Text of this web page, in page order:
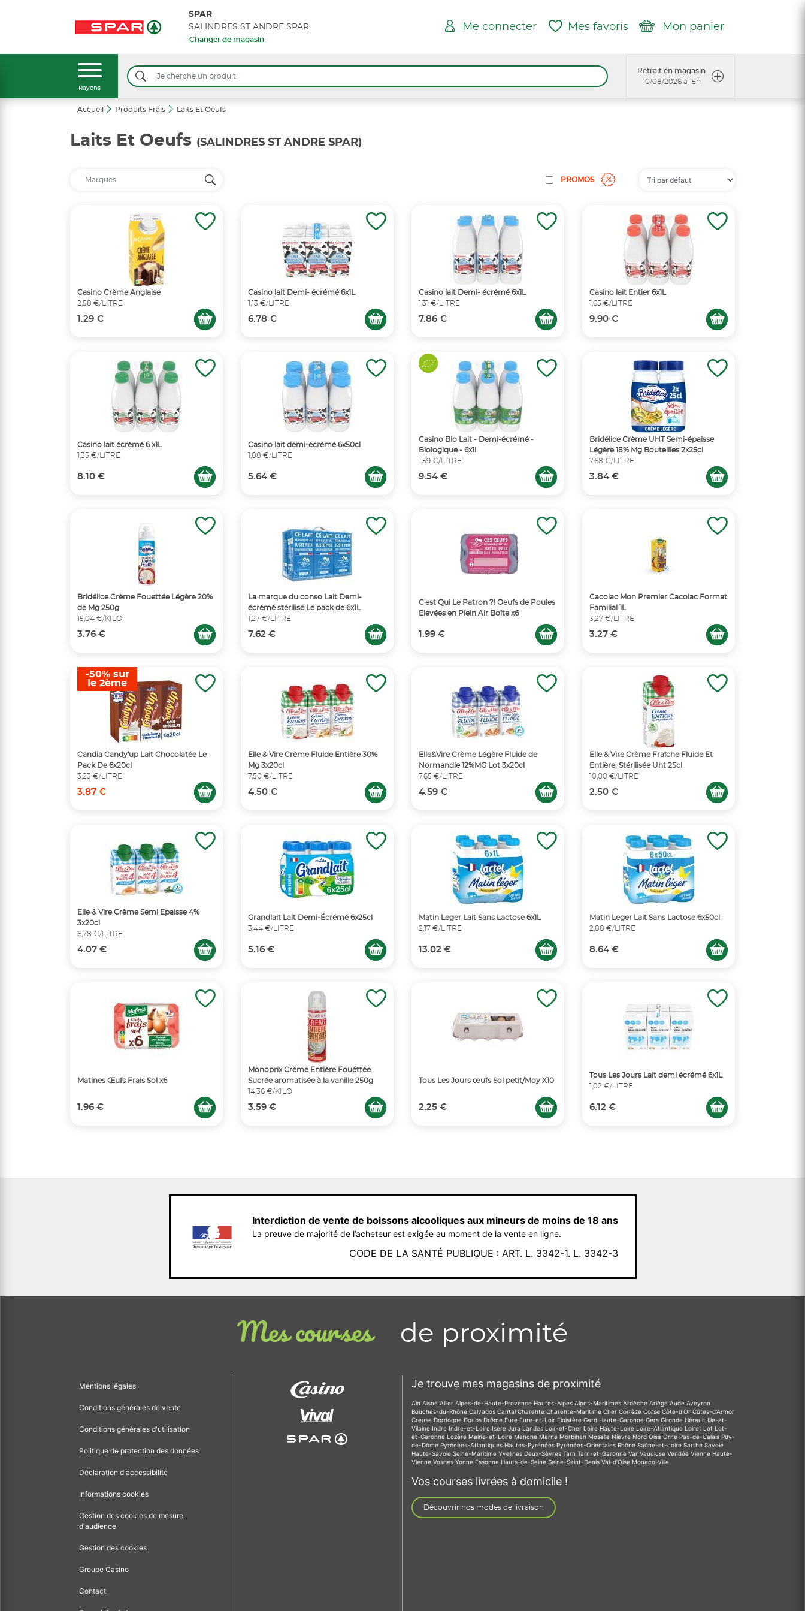
SPAR
SALINDRES ST ANDRE SPAR
Changer de magasin
Me connecter Mes favoris Mon panier
Rayons
Retrait en magasin
10/08/2026 à 15h
Accueil Produits Frais Laits Et Oeufs
Laits Et Oeufs (SALINDRES ST ANDRE SPAR)
PROMOS
Casino Crème Anglaise
2,58 €/LITRE
1.29 €
Casino lait Demi- écrémé 6x1L
1,13 €/LITRE
6.78 €
Casino lait Demi- écrémé 6x1L
1,31 €/LITRE
7.86 €
Casino lait Entier 6x1L
1,65 €/LITRE
9.90 €
Casino lait écrémé 6 x1L
1,35 €/LITRE
8.10 €
Casino lait demi-écrémé 6x50cl
1,88 €/LITRE
5.64 €
Casino Bio Lait - Demi-écrémé -
Biologique - 6x1l
1,59 €/LITRE
9.54 €
Bridélice Crème UHT Semi-épaisse
Légère 18% Mg Bouteilles 2x25cl
7,68 €/LITRE
3.84 €
Bridélice Crème Fouettée Légère 20%
de Mg 250g
15,04 €/KILO
3.76 €
La marque du conso Lait Demi-
écrémé stérilisé Le pack de 6x1L
1,27 €/LITRE
7.62 €
C'est Qui Le Patron ?! Oeufs de Poules
Elevées en Plein Air Boîte x6
1.99 €
Cacolac Mon Premier Cacolac Format
Familial 1L
3,27 €/LITRE
3.27 €
Candia Candy'up Lait Chocolatée Le
Pack De 6x20cl
3,23 €/LITRE
3.87 €
-50% sur
le 2ème
Elle & Vire Crème Fluide Entière 30%
Mg 3x20cl
7,50 €/LITRE
4.50 €
Elle&Vire Crème Légère Fluide de
Normandie 12%MG Lot 3x20cl
7,65 €/LITRE
4.59 €
Elle & Vire Crème Fraîche Fluide Et
Entière, Stérilisée Uht 25cl
10,00 €/LITRE
2.50 €
Elle & Vire Crème Semi Epaisse 4%
3x20cl
6,78 €/LITRE
4.07 €
Grandlait Lait Demi-Écrémé 6x25cl
3,44 €/LITRE
5.16 €
Matin Leger Lait Sans Lactose 6x1L
2,17 €/LITRE
13.02 €
Matin Leger Lait Sans Lactose 6x50cl
2,88 €/LITRE
8.64 €
Matines Œufs Frais Sol x6
1.96 €
Monoprix Crème Entière Fouéttée
Sucrée aromatisée à la vanille 250g
14,36 €/KILO
3.59 €
Tous Les Jours œufs Sol petit/Moy X10
2.25 €
Tous Les Jours Lait demi écrémé 6x1L
1,02 €/LITRE
6.12 €
Interdiction de vente de boissons alcooliques aux mineurs de moins de 18 ans
La preuve de majorité de l’acheteur est exigée au moment de la vente en ligne.
CODE DE LA SANTÉ PUBLIQUE : ART. L. 3342-1. L. 3342-3
Mes courses de proximité
Mentions légales
Conditions générales de vente
Conditions générales d'utilisation
Politique de protection des données
Déclaration d'accessibilité
Informations cookies
Gestion des cookies de mesure
d'audience
Gestion des cookies
Groupe Casino
Contact
Je trouve mes magasins de proximité
Ain Aisne Allier Alpes-de-Haute-Provence Hautes-Alpes Alpes-Maritimes Ardèche Ariège Aude Aveyron
Bouches-du-Rhône Calvados Cantal Charente Charente-Maritime Cher Corrèze Corse Côte-d'Or Côtes-d'Armor
Creuse Dordogne Doubs Drôme Eure Eure-et-Loir Finistère Gard Haute-Garonne Gers Gironde Hérault Ille-et-
Vilaine Indre Indre-et-Loire Isère Jura Landes Loir-et-Cher Loire Haute-Loire Loire-Atlantique Loiret Lot Lot-
et-Garonne Lozère Maine-et-Loire Manche Marne Morbihan Moselle Nièvre Nord Oise Orne Pas-de-Calais Puy-
de-Dôme Pyrénées-Atlantiques Hautes-Pyrénées Pyrénées-Orientales Rhône Saône-et-Loire Sarthe Savoie
Haute-Savoie Seine-Maritime Yvelines Deux-Sèvres Tarn Tarn-et-Garonne Var Vaucluse Vendée Vienne Haute-
Vienne Vosges Yonne Essonne Hauts-de-Seine Seine-Saint-Denis Val-d'Oise Monaco-Ville
Vos courses livrées à domicile !
Découvrir nos modes de livraison